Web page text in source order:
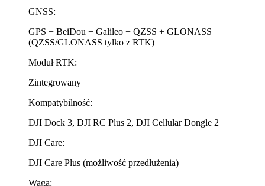
GNSS:
GPS + BeiDou + Galileo + QZSS + GLONASS
(QZSS/GLONASS tylko z RTK)
Moduł RTK:
Zintegrowany
Kompatybilność:
DJI Dock 3, DJI RC Plus 2, DJI Cellular Dongle 2
DJI Care:
DJI Care Plus (możliwość przedłużenia)
Waga: